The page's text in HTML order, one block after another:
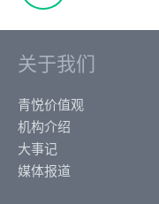
关于我们
青悦价值观
机构介绍
大事记
媒体报道